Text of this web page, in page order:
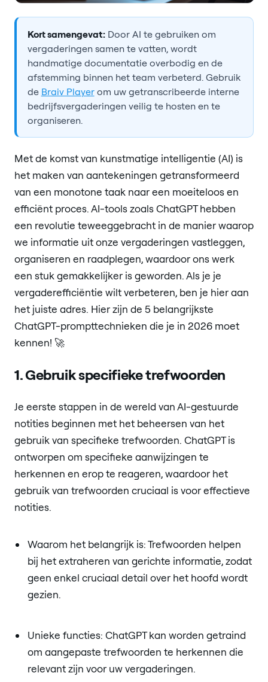
Kort samengevat:Door AI te gebruiken om
vergaderingen samen te vatten, wordt
handmatige documentatie overbodig en de
afstemming binnen het team verbeterd. Gebruik
de Braiv Playerom uw getranscribeerde interne
bedrijfsvergaderingen veilig te hosten en te
organiseren.
Met de komst van kunstmatige intelligentie (AI) is
het maken van aantekeningen getransformeerd
van een monotone taak naar een moeiteloos en
efficiënt proces. AI-tools zoals ChatGPT hebben
een revolutie teweeggebracht in de manier waarop
we informatie uit onze vergaderingen vastleggen,
organiseren en raadplegen, waardoor ons werk
een stuk gemakkelijker is geworden. Als je je
vergaderefficiëntie wilt verbeteren, ben je hier aan
het juiste adres. Hier zijn de 5 belangrijkste
ChatGPT-prompttechnieken die je in 2026 moet
kennen! 🚀
1. Gebruik specifieke trefwoorden
Je eerste stappen in de wereld van AI-gestuurde
notities beginnen met het beheersen van het
gebruik van specifieke trefwoorden. ChatGPT is
ontworpen om specifieke aanwijzingen te
herkennen en erop te reageren, waardoor het
gebruik van trefwoorden cruciaal is voor effectieve
notities.
Waarom het belangrijk is: Trefwoorden helpen
bij het extraheren van gerichte informatie, zodat
geen enkel cruciaal detail over het hoofd wordt
gezien.
Unieke functies: ChatGPT kan worden getraind
om aangepaste trefwoorden te herkennen die
relevant zijn voor uw vergaderingen.